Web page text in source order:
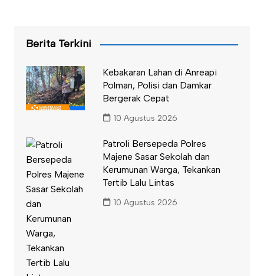
Berita Terkini
Kebakaran Lahan di Anreapi
Polman, Polisi dan Damkar
Bergerak Cepat
10 Agustus 2026
Patroli Bersepeda Polres
Majene Sasar Sekolah dan
Kerumunan Warga, Tekankan
Tertib Lalu Lintas
10 Agustus 2026